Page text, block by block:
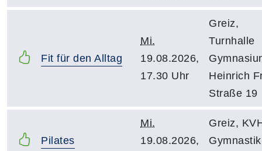
Fit für den Alltag
Mi.
19.08.2026,
17.30 Uhr
Greiz,
Turnhalle
Heinrich
Straße 19
Pilates
Mi.
19.08.2026,
Greiz,